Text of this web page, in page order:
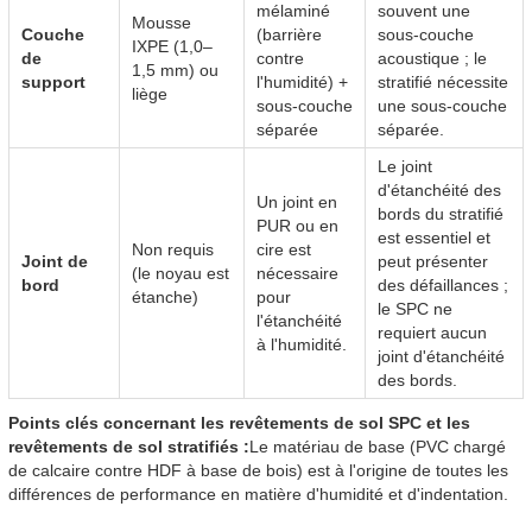
Couche
de
support
Mousse
IXPE (1,0–
1,5 mm) ou
liège
mélaminé
(barrière
contre
l'humidité) +
sous-couche
séparée
souvent une
sous-couche
acoustique ; le
stratifié nécessite
une sous-couche
séparée.
Joint de
bord
Non requis
(le noyau est
étanche)
Un joint en
PUR ou en
cire est
nécessaire
pour
l'étanchéité
à l'humidité.
Le joint
d'étanchéité des
bords du stratifié
est essentiel et
peut présenter
des défaillances ;
le SPC ne
requiert aucun
joint d'étanchéité
des bords.
Points clés concernant les revêtements de sol SPC et les
revêtements de sol stratifiés :Le matériau de base (PVC chargé
de calcaire contre HDF à base de bois) est à l'origine de toutes les
différences de performance en matière d'humidité et d'indentation.